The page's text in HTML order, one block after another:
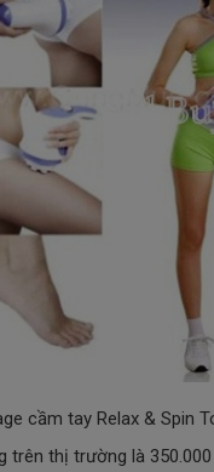
cầm tay Relax & Spin
thị trường là